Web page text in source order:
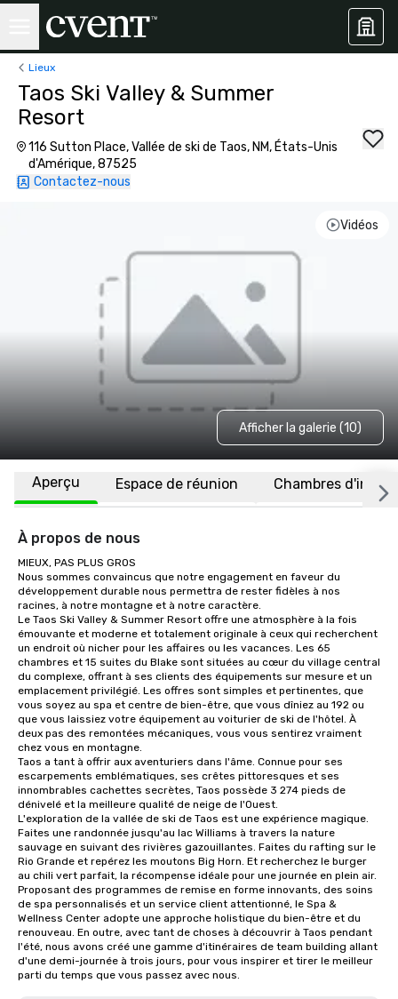
Lieux
Taos Ski Valley & Summer
Resort
116 Sutton Place, Vallée de ski de Taos, NM, États-Unis
d'Amérique, 87525
Contactez-nous
Vidéos
Afficher la galerie (10)
Aperçu Espace de réunion Chambres
À propos de nous
MIEUX, PAS PLUS GROS
Nous sommes convaincus que notre engagement en faveur du
développement durable nous permettra de rester fidèles à nos
racines, à notre montagne et à notre caractère.
Le Taos Ski Valley & Summer Resort offre une atmosphère à la fois
émouvante et moderne et totalement originale à ceux qui recherchent
un endroit où nicher pour les affaires ou les vacances. Les 65
chambres et 15 suites du Blake sont situées au cœur du village central
du complexe, offrant à ses clients des équipements sur mesure et un
emplacement privilégié. Les offres sont simples et pertinentes, que
vous soyez au spa et centre de bien-être, que vous dîniez au 192 ou
que vous laissiez votre équipement au voiturier de ski de l'hôtel. À
deux pas des remontées mécaniques, vous vous sentirez vraiment
chez vous en montagne.
Taos a tant à offrir aux aventuriers dans l'âme. Connue pour ses
escarpements emblématiques, ses crêtes pittoresques et ses
innombrables cachettes secrètes, Taos possède 3 274 pieds de
dénivelé et la meilleure qualité de neige de l'Ouest.
L'exploration de la vallée de ski de Taos est une expérience magique.
Faites une randonnée jusqu'au lac Williams à travers la nature
sauvage en suivant des rivières gazouillantes. Faites du rafting sur le
Rio Grande et repérez les moutons Big Horn. Et recherchez le burger
au chili vert parfait, la récompense idéale pour une journée en plein air.
Proposant des programmes de remise en forme innovants, des soins
de spa personnalisés et un service client attentionné, le Spa &
Wellness Center adopte une approche holistique du bien-être et du
renouveau. En outre, avec tant de choses à découvrir à Taos pendant
l'été, nous avons créé une gamme d'itinéraires de team building allant
d'une demi-journée à trois jours, pour vous inspirer et tirer le meilleur
parti du temps que vous passez avec nous.